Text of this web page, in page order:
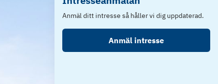
Anmäl ditt intresse så håller vi dig uppdaterad.
Anmäl intresse